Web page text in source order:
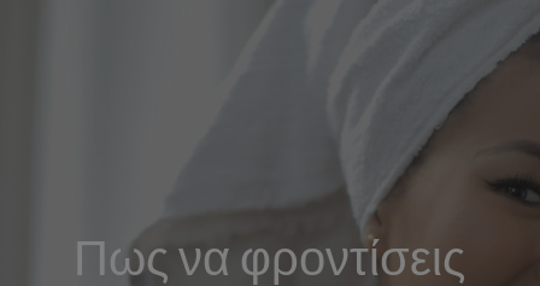
Πως να φροντίσεις